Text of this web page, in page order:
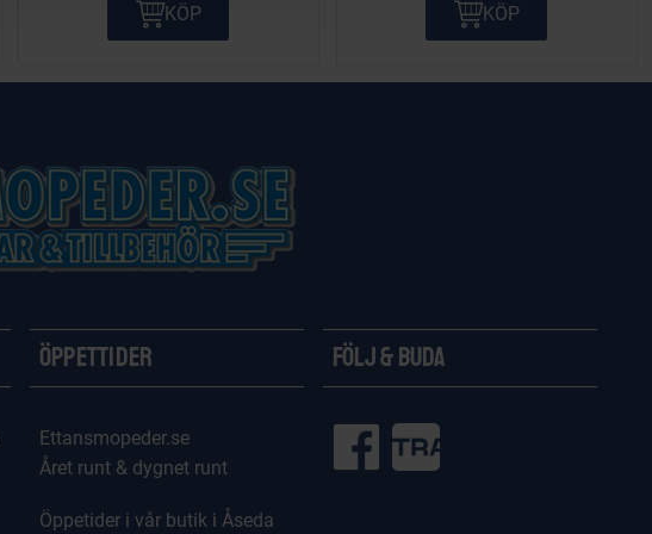
KÖP KÖP
Öppettider
Ettansmopeder.se
Året runt & dygnet runt
Öppetider i vår butik i Åseda
Följ & Buda